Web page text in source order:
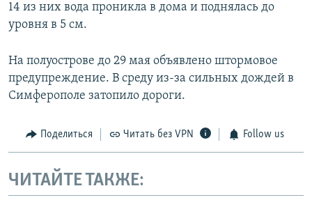
14 из них вода проникла в дома и поднялась до
уровня в 5 см.
На полуострове до 29 мая объявлено штормовое
предупреждение. В среду из-за сильных дождей в
Симферополе затопило дороги.
Поделиться Читать без VPN Follow us
ЧИТАЙТЕ ТАКЖЕ: